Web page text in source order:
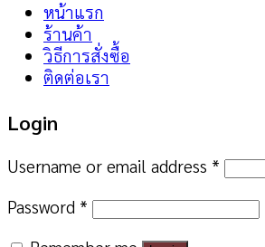
หน้าแรก
ร้านค้า
วิธีการสั่งซื้อ
ติดต่อเรา
Login
Username or email address *
Password *